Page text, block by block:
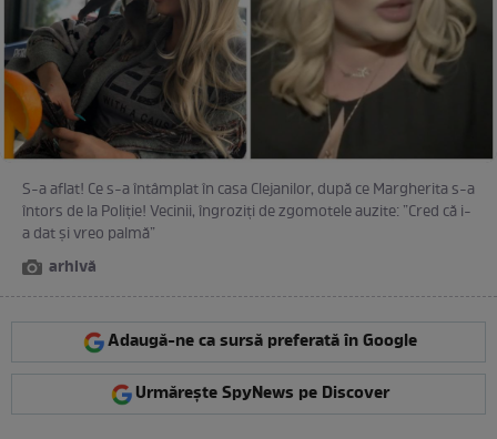
S-a aflat! Ce s-a întâmplat în casa Clejanilor, după ce Margherita s-a
întors de la Poliție! Vecinii, îngroziți de zgomotele auzite: ”Cred că i-
a dat și vreo palmă”
arhivă
Adaugă-ne ca sursă preferată în Google
Urmărește SpyNews pe Discover